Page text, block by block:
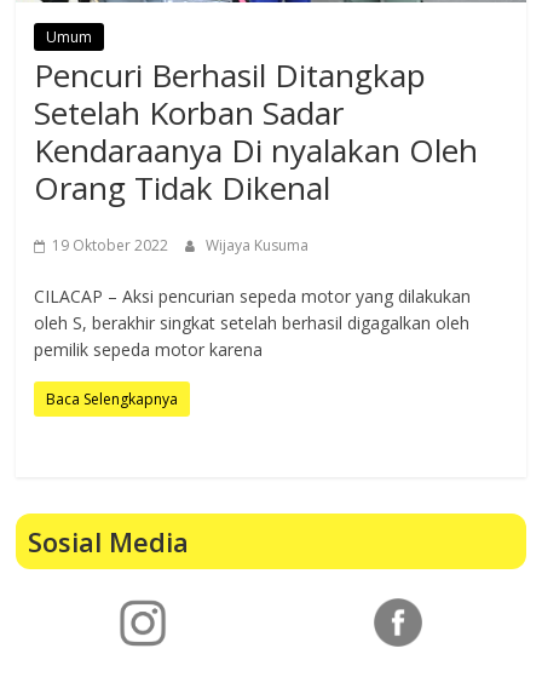
Umum
Pencuri Berhasil Ditangkap
Setelah Korban Sadar
Kendaraanya Di nyalakan Oleh
Orang Tidak Dikenal
19 Oktober 2022 Wijaya Kusuma
CILACAP – Aksi pencurian sepeda motor yang dilakukan
oleh S, berakhir singkat setelah berhasil digagalkan oleh
pemilik sepeda motor karena
Baca Selengkapnya
Sosial Media